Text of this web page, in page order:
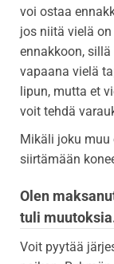
voi ostaa
jos niitä vielä
ennakkoon,
vapaana vielä
lipun, mutta et
voit tehdä
Mikäli joku muu
siirtämään
Olen
tuli
Voit pyytää